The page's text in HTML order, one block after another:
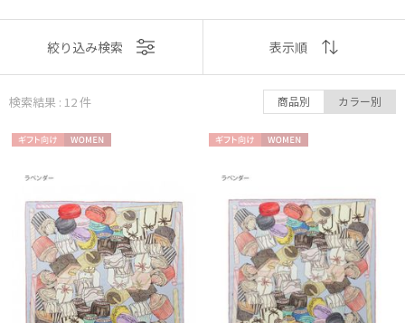
表示
おすすめ
順
価格の低い
順
人気順
絞り込み検索 表示順
検索結果 : 12件 商品別 カラー別
向け
向け